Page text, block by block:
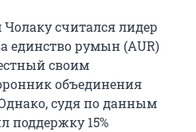
считался лидер
единство румын (AUR)
своим
объединения
судя по данным
поддержку 15%